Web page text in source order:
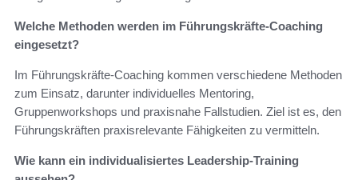
Welche Methoden werden im Führungskräfte-Coaching
eingesetzt?
Im Führungskräfte-Coaching kommen verschiedene Methoden
zum Einsatz, darunter individuelles Mentoring,
Gruppenworkshops und praxisnahe Fallstudien. Ziel ist es, den
Führungskräften praxisrelevante Fähigkeiten zu vermitteln.
Wie kann ein individualisiertes Leadership-Training